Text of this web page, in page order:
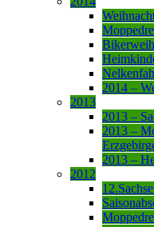
2014 –
2013
2013 –
2013 –
2013 –
2012